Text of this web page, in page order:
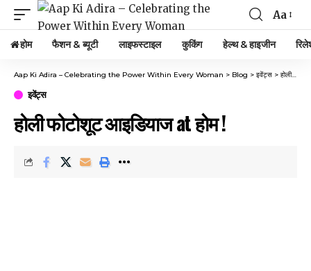
Font
Resizer
Aa
होम फैशन & ब्यूटी लाइफस्टाइल कुकिंग हेल्थ & हाइजीन
Aap Ki Adira – Celebrating the Power Within Every Woman > Blog > इवेंट्स > होली फोटोशूट आइडियाज at होम !
इवेंट्स
होली फोटोशूट आइडियाज at होम !